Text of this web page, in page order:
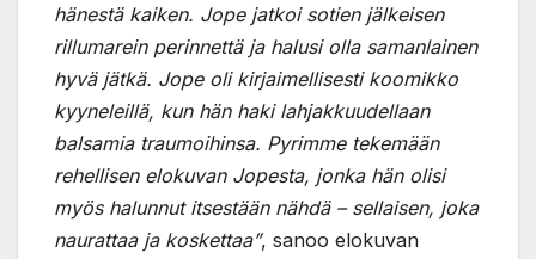
hänestä kaiken. Jope jatkoi sotien jälkeisen
rillumarein perinnettä ja halusi olla samanlainen
hyvä jätkä. Jope oli kirjaimellisesti koomikko
kyyneleillä, kun hän haki lahjakkuudellaan
balsamia traumoihinsa. Pyrimme tekemään
rehellisen elokuvan Jopesta, jonka hän olisi
myös halunnut itsestään nähdä – sellaisen, joka
naurattaa ja koskettaa”, sanoo elokuvan